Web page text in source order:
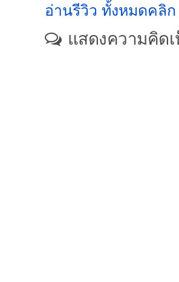
อ่านรีวิว ทั้งหมดคลิก
แสดงความคิด